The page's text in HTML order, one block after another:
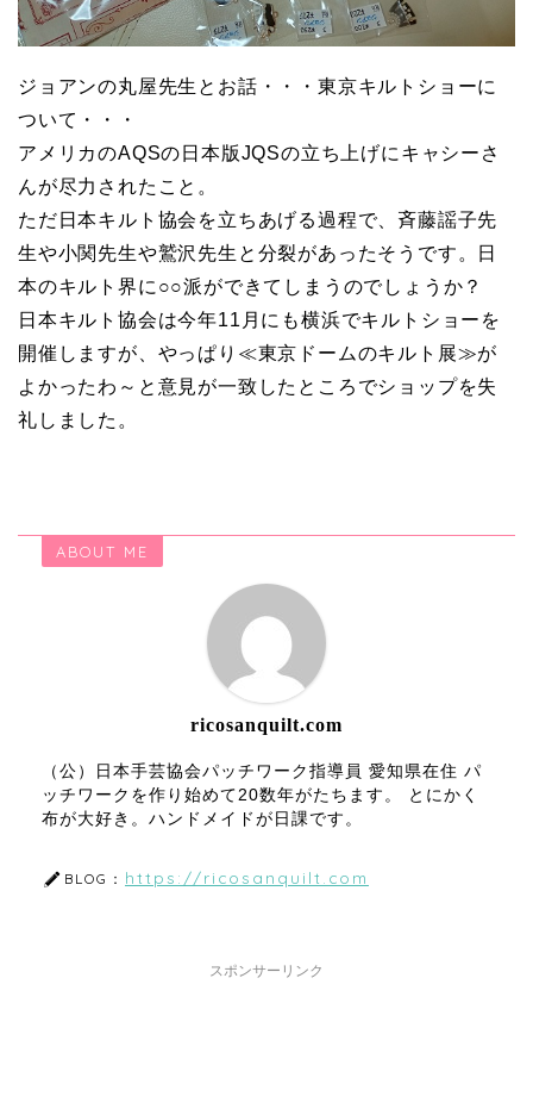
ジョアンの丸屋先生とお話・・・東京キルトショーに
ついて・・・
アメリカのAQSの日本版JQSの立ち上げにキャシーさ
んが尽力されたこと。
ただ日本キルト協会を立ちあげる過程で、斉藤謡子先
生や小関先生や鷲沢先生と分裂があったそうです。日
本のキルト界に○○派ができてしまうのでしょうか？
日本キルト協会は今年11月にも横浜でキルトショーを
開催しますが、やっぱり≪東京ドームのキルト展≫が
よかったわ～と意見が一致したところでショップを失
礼しました。
ABOUT ME
ricosanquilt.com
（公）日本手芸協会パッチワーク指導員 愛知県在住 パ
ッチワークを作り始めて20数年がたちます。 とにかく
布が大好き。ハンドメイドが日課です。
BLOG： https://ricosanquilt.com
スポンサーリンク